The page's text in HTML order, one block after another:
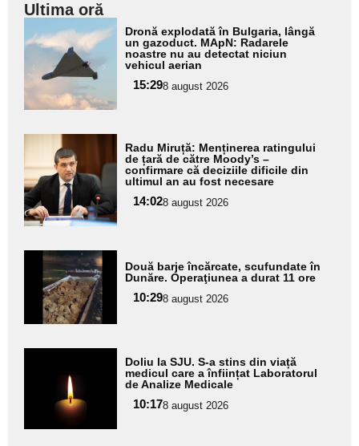
Ultima oră
Adaugă
aici textul
pentru
subtitlu
Dronă explodată în Bulgaria, lângă
un gazoduct. MApN: Radarele
noastre nu au detectat niciun
vehicul aerian
15:298 august 2026
Adaugă
aici textul
pentru
subtitlu
Radu Miruță: Menținerea ratingului
de țară de către Moody’s –
confirmare că deciziile dificile din
ultimul an au fost necesare
14:028 august 2026
Adaugă
aici textul
pentru
subtitlu
Două barje încărcate, scufundate în
Dunăre. Operaţiunea a durat 11 ore
10:298 august 2026
aici textul
pentru
subtitlu
Doliu la SJU. S-a stins din viață
medicul care a înființat Laboratorul
de Analize Medicale
10:178 august 2026